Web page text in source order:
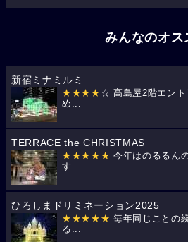
みんなのオス
新宿ミナミルミ
★★★★ ☆ 高島屋2階エント
め...
TERRACE the CHRISTMAS
★★★★★ 今年はのるるん
す...
ひろしまドリミネーション2025
★★★★★ 毎年同じことの
る...